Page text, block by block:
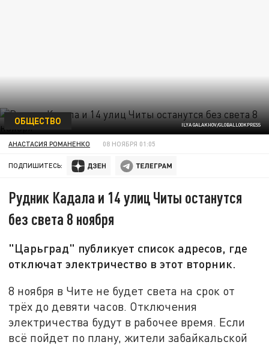
ILYA GALAKHOV/GLOBALLOOKPRESS
ОБЩЕСТВО
АНАСТАСИЯ РОМАНЕНКО 08 НОЯБРЯ 01:05
ПОДПИШИТЕСЬ:
Рудник Кадала и 14 улиц Читы останутся
без света 8 ноября
"Царьград" публикует список адресов, где
отключат электричество в этот вторник.
8 ноября в Чите не будет света на срок от
трёх до девяти часов. Отключения
электричества будут в рабочее время. Если
всё пойдет по плану, жители забайкальской